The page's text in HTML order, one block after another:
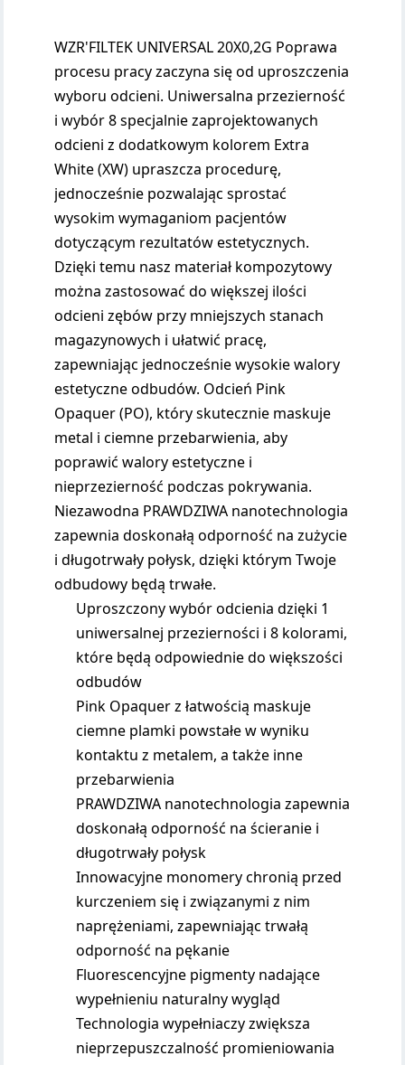
WZR'FILTEK UNIVERSAL 20X0,2G Poprawa
procesu pracy zaczyna się od uproszczenia
wyboru odcieni. Uniwersalna przezierność
i wybór 8 specjalnie zaprojektowanych
odcieni z dodatkowym kolorem Extra
White (XW) upraszcza procedurę,
jednocześnie pozwalając sprostać
wysokim wymaganiom pacjentów
dotyczącym rezultatów estetycznych.
Dzięki temu nasz materiał kompozytowy
można zastosować do większej ilości
odcieni zębów przy mniejszych stanach
magazynowych i ułatwić pracę,
zapewniając jednocześnie wysokie walory
estetyczne odbudów. Odcień Pink
Opaquer (PO), który skutecznie maskuje
metal i ciemne przebarwienia, aby
poprawić walory estetyczne i
nieprzezierność podczas pokrywania.
Niezawodna PRAWDZIWA nanotechnologia
zapewnia doskonałą odporność na zużycie
i długotrwały połysk, dzięki którym Twoje
odbudowy będą trwałe.
Uproszczony wybór odcienia dzięki 1
uniwersalnej przezierności i 8 kolorami,
które będą odpowiednie do większości
odbudów
Pink Opaquer z łatwością maskuje
ciemne plamki powstałe w wyniku
kontaktu z metalem, a także inne
przebarwienia
PRAWDZIWA nanotechnologia zapewnia
doskonałą odporność na ścieranie i
długotrwały połysk
Innowacyjne monomery chronią przed
kurczeniem się i związanymi z nim
naprężeniami, zapewniając trwałą
odporność na pękanie
Fluorescencyjne pigmenty nadające
wypełnieniu naturalny wygląd
Technologia wypełniaczy zwiększa
nieprzepuszczalność promieniowania